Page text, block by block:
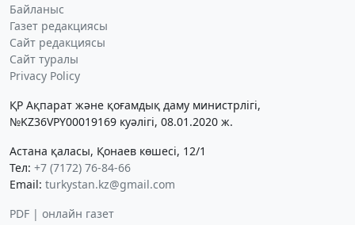
Байланыс
Газет редакциясы
Сайт редакциясы
Сайт туралы
Privacy Policy
ҚР Ақпарат және қоғамдық даму министрлігі,
№KZ36VPY00019169 куәлігі, 08.01.2020 ж.
Астана қаласы, Қонаев көшесі, 12/1
Тел: +7 (7172) 76-84-66
Email: turkystan.kz@gmail.com
PDF | онлайн газет